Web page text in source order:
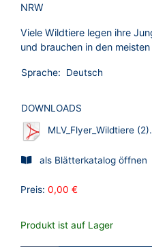
NRW
Viele Wildtiere legen ihre
und brauchen in den
Sprache: Deutsch
DOWNLOADS
MLV_Flyer_Wildtiere
als Blätterkatalog öffnen
Preis: 0,00 €
Produkt ist auf Lager